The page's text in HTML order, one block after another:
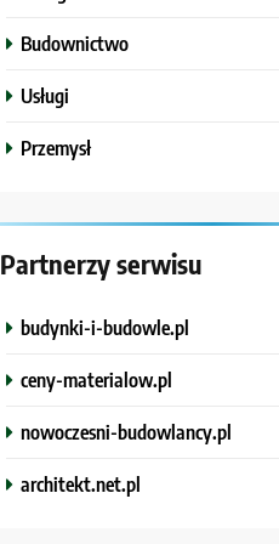
Budownictwo
Usługi
Przemysł
Partnerzy serwisu
budynki-i-budowle.pl
ceny-materialow.pl
nowoczesni-budowlancy.pl
architekt.net.pl